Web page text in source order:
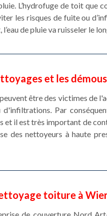
L’hydrofuge de toit
les risques de fuite ou
de pluie va ruisseler le
et les
être des victimes de
Par
et il est très important de
des nettoyeurs à haute
toiture à